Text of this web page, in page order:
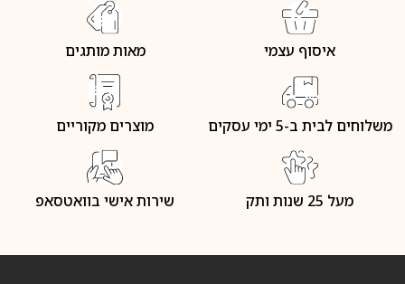
איסוף עצמי מאות מותגים
משלוחים לבית ב-5 ימי עסקים מוצרים מקוריים
מעל 25 שנות ותק שירות אישי בוואטסאפ